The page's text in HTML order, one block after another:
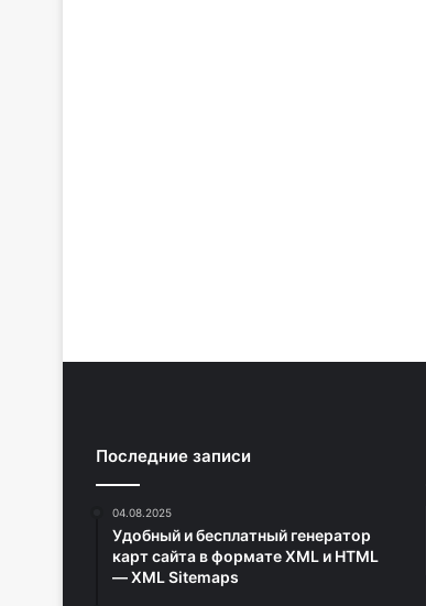
Последние записи
04.08.2025
Удобный и бесплатный генератор
карт сайта в формате XML и HTML
— XML Sitemaps